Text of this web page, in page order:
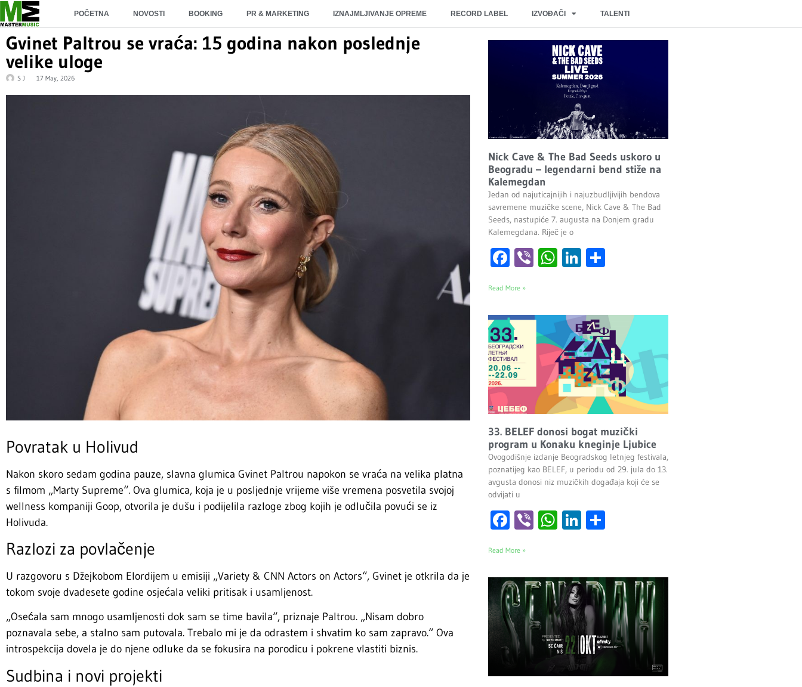
POČETNA NOVOSTI BOOKING PR & MARKETING IZNAJMLJIVANJE OPREME RECORD LABEL IZVOĐAČI TALENTI
Gvinet Paltrou se vraća: 15 godina nakon poslednje
velike uloge
S J 17 May, 2026
Povratak u Holivud
Nakon skoro sedam godina pauze, slavna glumica Gvinet Paltrou napokon se vraća na velika platna
s filmom „Marty Supreme“. Ova glumica, koja je u posljednje vrijeme više vremena posvetila svojoj
wellness kompaniji Goop, otvorila je dušu i podijelila razloge zbog kojih je odlučila povući se iz
Holivuda.
Razlozi za povlačenje
U razgovoru s Džejkobom Elordijem u emisiji „Variety & CNN Actors on Actors“, Gvinet je otkrila da je
tokom svoje dvadesete godine osjećala veliki pritisak i usamljenost.
„Osećala sam mnogo usamljenosti dok sam se time bavila“, priznaje Paltrou. „Nisam dobro
poznavala sebe, a stalno sam putovala. Trebalo mi je da odrastem i shvatim ko sam zapravo.“ Ova
introspekcija dovela je do njene odluke da se fokusira na porodicu i pokrene vlastiti biznis.
Sudbina i novi projekti
Nick Cave & The Bad Seeds uskoro u
Beogradu – legendarni bend stiže na
Kalemegdan
Jedan od najuticajnijih i najuzbudljivijih bendova
savremene muzičke scene, Nick Cave & The Bad
Seeds, nastupiće 7. augusta na Donjem gradu
Kalemegdana. Riječ je o
Facebook
ViberWhatsApp
LinkedIn
Read More »
33. BELEF donosi bogat muzički
program u Konaku kneginje Ljubice
Ovogodišnje izdanje Beogradskog letnjeg festivala,
poznatijeg kao BELEF, u periodu od 29. jula do 13.
avgusta donosi niz muzičkih događaja koji će se
odvijati u
Facebook
ViberWhatsApp
LinkedIn
Read More »